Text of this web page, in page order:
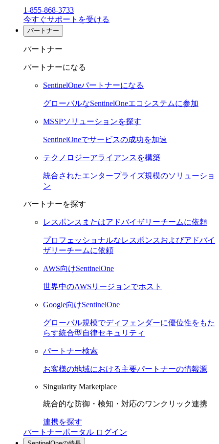
1-855-868-3733
今すぐサポートを受ける
パートナー
パートナー
パートナーになる
SentinelOneパートナーになる
グローバルなSentinelOneエコシステムに参加
MSSPソリューションを探す
SentinelOneでサービスの成功を加速
テクノロジーアライアンスを構築
統合されたエンタープライズ規模のソリューショ
ン
パートナーを探す
レスポンスまたはアドバイザリーチームに依頼
プロフェッショナルなレスポンスおよびアドバイ
ザリーチームに依頼
AWS向けSentinelOne
世界中のAWSリージョンでホスト
Google向けSentinelOne
グローバル規模でディフェンダーに優位性をもた
らす統合型自律セキュリティ
パートナー検索
お客様の地域における主要パートナーの情報源
Singularity Marketplace
統合的な防御・検知・対応のワンクリック連携
連携を探す
パートナーポータル ログイン